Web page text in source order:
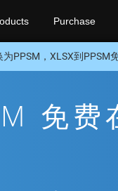
Purchase
为PPSM，XLSX到PPSM
免费